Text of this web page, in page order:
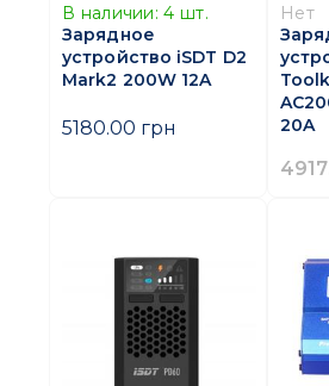
В наличии: 4 шт.
Зарядное
устройство iSDT D2
Mark2 200W 12A
5180.00 грн
Нет
20A